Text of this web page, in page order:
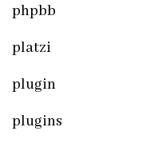
phpbb
platzi
plugin
plugins